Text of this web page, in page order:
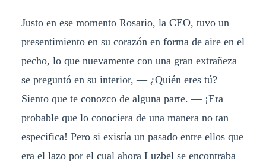
Justo en ese momento Rosario, la CEO, tuvo un
presentimiento en su corazón en forma de aire en el
pecho, lo que nuevamente con una gran extrañeza
se preguntó en su interior, — ¿Quién eres tú?
Siento que te conozco de alguna parte. — ¡Era
probable que lo conociera de una manera no tan
especifica! Pero si existía un pasado entre ellos que
era el lazo por el cual ahora Luzbel se encontraba